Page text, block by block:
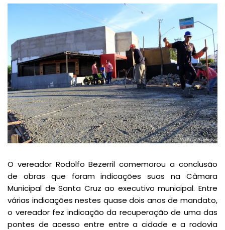
O vereador Rodolfo Bezerril comemorou a conclusão
de obras que foram indicações suas na Câmara
Municipal de Santa Cruz ao executivo municipal. Entre
várias indicações nestes quase dois anos de mandato,
o vereador fez indicação da recuperação de uma das
pontes de acesso entre entre a cidade e a rodovia